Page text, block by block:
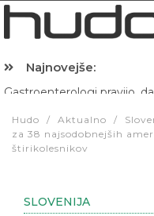
Najnovejše:
Hibernacijska dieta: Zakaj
za 38 najsodobnejših
štirikolesnikov